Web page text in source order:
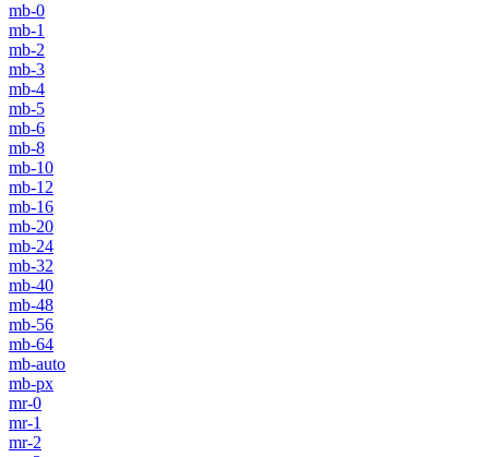
mb-0
mb-1
mb-2
mb-3
mb-4
mb-5
mb-6
mb-8
mb-10
mb-12
mb-16
mb-20
mb-24
mb-32
mb-40
mb-48
mb-56
mb-64
mb-auto
mb-px
mr-0
mr-1
mr-2